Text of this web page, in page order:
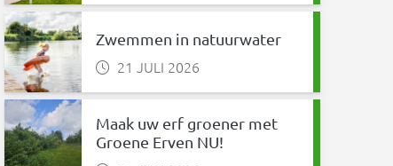
Zwemmen in natuurwater
21 JULI 2026
Maak uw erf groener met
Groene Erven NU!